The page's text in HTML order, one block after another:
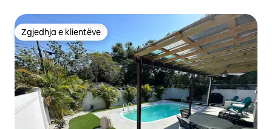
Zgjedhja e klientëve
Zgjedhja e klientëve